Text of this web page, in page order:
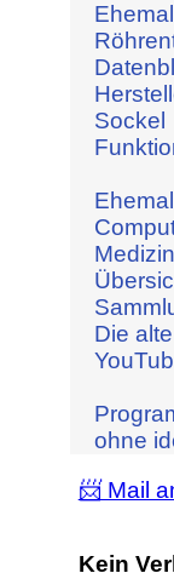
Sockel
Die
ohne
📨 Mail
Kein